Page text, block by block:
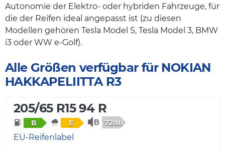
Autonomie der Elektro- oder hybriden Fahrzeuge, für
die der Reifen ideal angepasst ist (zu diesen
Modellen gehören Tesla Model S, Tesla Model 3, BMW
i3 oder WW e-Golf).
Alle Größen verfügbar für NOKIAN
HAKKAPELIITTA R3
205/65 R15 94 R
B E 72db
EU-Reifenlabel